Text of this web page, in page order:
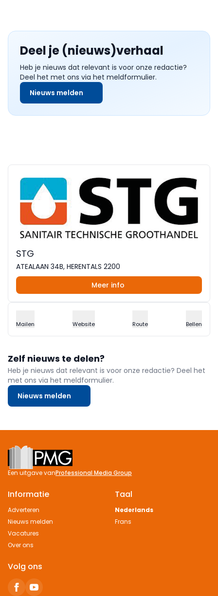
Deel je (nieuws)verhaal
Heb je nieuws dat relevant is voor onze redactie?
Deel het met ons via het meldformulier.
Nieuws melden
STG
ATEALAAN 34B, HERENTALS 2200
Meer info
Mailen Website Route Bellen
Zelf nieuws te delen?
Heb je nieuws dat relevant is voor onze redactie? Deel het
met ons via het meldformulier.
Nieuws melden
Footer
Een uitgave vanProfessional Media Group
Informatie
Adverteren
Nieuws melden
Vacatures
Over ons
Taal
Nederlands
Frans
Volg ons